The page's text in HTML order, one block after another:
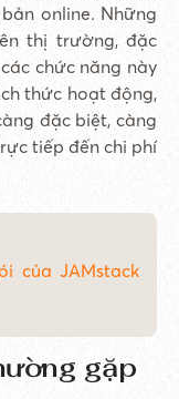
online. Những
thị trường, đặc
chức năng này
thức hoạt động,
đặc biệt, càng
tiếp đến chi phí
của JAMstack
gặp